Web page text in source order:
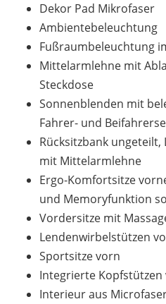
Dekor Pad Mikrofaser
Ambientebeleuchtung
Fußraumbeleuchtung
Mittelarmlehne mit
Steckdose
Sonnenblenden mit
Fahrer- und
Rücksitzbank
mit Mittelarmlehne
Ergo-Komfortsitze
und Memoryfunktion
Vordersitze mit
Lendenwirbelstützen
Sportsitze vorn
Integrierte Kopfstützen
Interieur aus